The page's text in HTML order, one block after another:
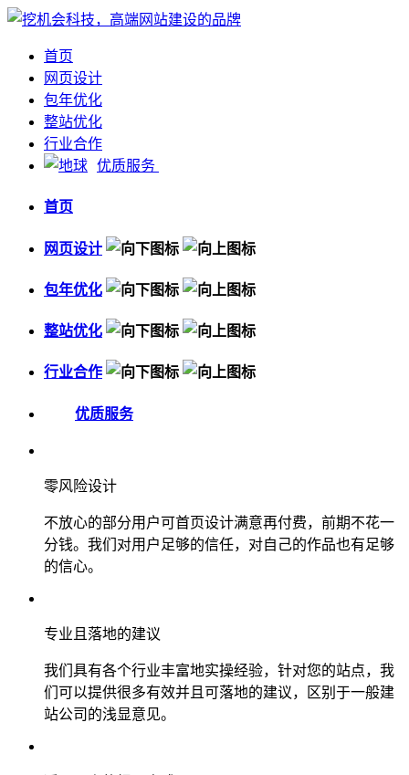
首页
网页设计
包年优化
整站优化
行业合作
优质服务
首页
网页设计
包年优化
整站优化
行业合作
优质服务
零风险设计
不放心的部分用户可首页设计满意再付费，前期不花一
分钱。我们对用户足够的信任，对自己的作品也有足够
的信心。
专业且落地的建议
我们具有各个行业丰富地实操经验，针对您的站点，我
们可以提供很多有效并且可落地的建议，区别于一般建
站公司的浅显意见。